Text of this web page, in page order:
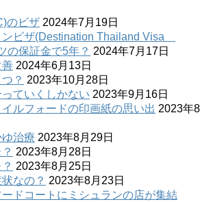
のビザ 2024年7月19日
ンビザ(Destination Thailand Visa
の保証金で5年？ 2024年7月17日
善 2024年6月13日
？ 2023年10月28日
ていくしかない 2023年9月16日
ルフォードの印画紙の思い出 2023年8
治療 2023年8月29日
2023年8月28日
2023年8月25日
なの？ 2023年8月23日
ドコートにミシュランの店が集結